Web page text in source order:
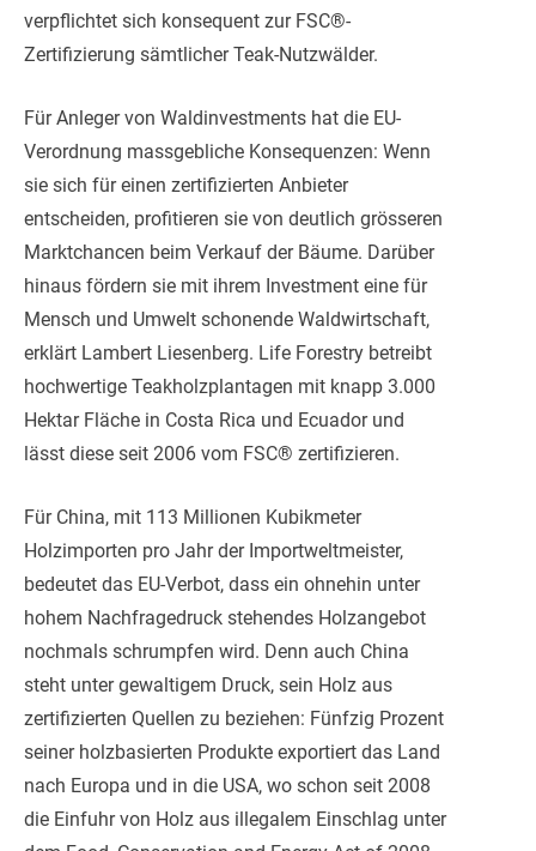
verpflichtet sich konsequent zur FSC®-
Zertifizierung sämtlicher Teak-Nutzwälder.
Für Anleger von Waldinvestments hat die EU-
Verordnung massgebliche Konsequenzen: Wenn
sie sich für einen zertifizierten Anbieter
entscheiden, profitieren sie von deutlich grösseren
Marktchancen beim Verkauf der Bäume. Darüber
hinaus fördern sie mit ihrem Investment eine für
Mensch und Umwelt schonende Waldwirtschaft,
erklärt Lambert Liesenberg. Life Forestry betreibt
hochwertige Teakholzplantagen mit knapp 3.000
Hektar Fläche in Costa Rica und Ecuador und
lässt diese seit 2006 vom FSC® zertifizieren.
Für China, mit 113 Millionen Kubikmeter
Holzimporten pro Jahr der Importweltmeister,
bedeutet das EU-Verbot, dass ein ohnehin unter
hohem Nachfragedruck stehendes Holzangebot
nochmals schrumpfen wird. Denn auch China
steht unter gewaltigem Druck, sein Holz aus
zertifizierten Quellen zu beziehen: Fünfzig Prozent
seiner holzbasierten Produkte exportiert das Land
nach Europa und in die USA, wo schon seit 2008
die Einfuhr von Holz aus illegalem Einschlag unter